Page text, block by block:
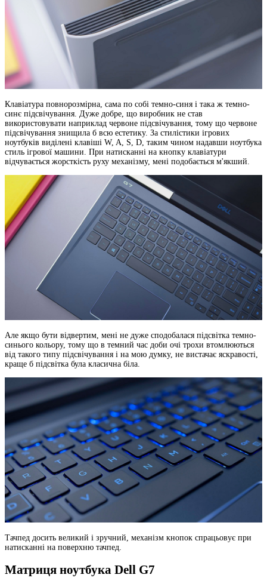
Клавіатура повнорозмірна, сама по собі темно-синя і така ж темно-
синє підсвічування. Дуже добре, що виробник не став
використовувати наприклад червоне підсвічування, тому що червоне
підсвічування знищила б всю естетику. За стилістики ігрових
ноутбуків виділені клавіші W, A, S, D, таким чином надавши ноутбука
стиль ігрової машини. При натисканні на кнопку клавіатури
відчувається жорсткість руху механізму, мені подобається м'якший.
Але якщо бути відвертим, мені не дуже сподобалася підсвітка темно-
синього кольору, тому що в темний час доби очі трохи втомлюються
від такого типу підсвічування і на мою думку, не вистачає яскравості,
краще б підсвітка була класична біла.
Тачпед досить великий і зручний, механізм кнопок спрацьовує при
натисканні на поверхню тачпед.
Матриця ноутбука Dell G7